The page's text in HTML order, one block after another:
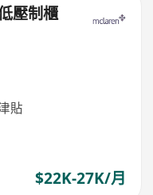
壓制櫃
貼
$22K-27K/月